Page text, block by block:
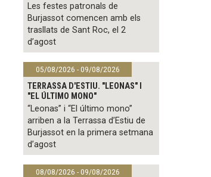
Les festes patronals de
Burjassot comencen amb els
trasllats de Sant Roc, el 2
d’agost
05/08/2026 - 09/08/2026
TERRASSA D'ESTIU. "LEONAS" I
"EL ÚLTIMO MONO"
“Leonas” i “El último mono”
arriben a la Terrassa d’Estiu de
Burjassot en la primera setmana
d’agost
08/08/2026 - 09/08/2026